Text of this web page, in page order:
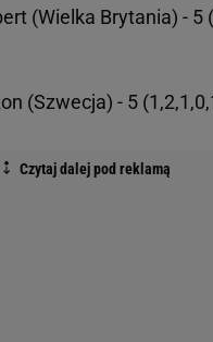
(Wielka Brytania) - 5
(Szwecja) - 5